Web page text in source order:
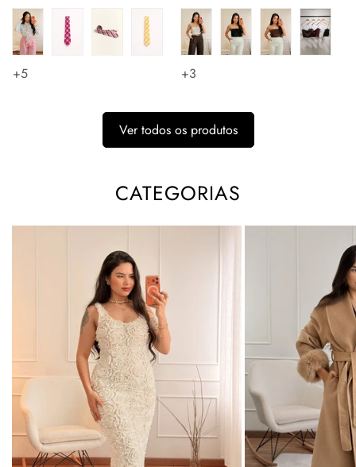
+5 +3
Ver todos os produtos
CATEGORIAS